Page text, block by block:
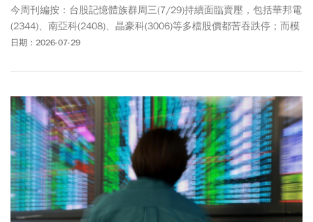
今周刊編按：台股記憶體族群周三(7/29)持續面臨賣壓，包括華邦電
(2344)、南亞科(2408)、晶豪科(3006)等多檔股價都苦吞跌停；而模
組廠宇瞻(8271)逆勢突圍，一度飆上漲停價225.5元，終場上漲17.5
EPS攀升至3.91元創下歷史新高，周三同樣也跌停鎖死在102元。本
土投顧在旺宏法說會後發布最新報告指出，雖然第2季財報表現符合
預期，但eMMC價格漲勢未如市場原先期待強勁；同時，點出eMMC
報價停滯的4大原因，因此率先將目標價由300元下修至218元，降
幅達27%。
日期：2026-07-29